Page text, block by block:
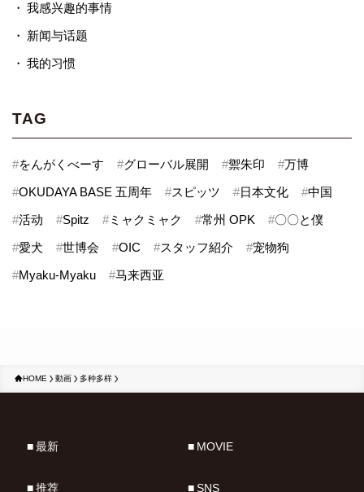
我感兴趣的事情
新闻与话题
我的习惯
TAG
#をんがくべーす #グローバル展開 #禦朱印 #万博
#OKUDAYA BASE 五周年 #スピッツ #日本文化 #中国
#活动 #Spitz #ミャクミャク #常州 OPK #〇〇と僕
#愛犬 #世博会 #OIC #スタッフ紹介 #宠物狗
#Myaku-Myaku #马来西亚
HOME 動画 多种多样
最新
推荐
MOVIE
SNS